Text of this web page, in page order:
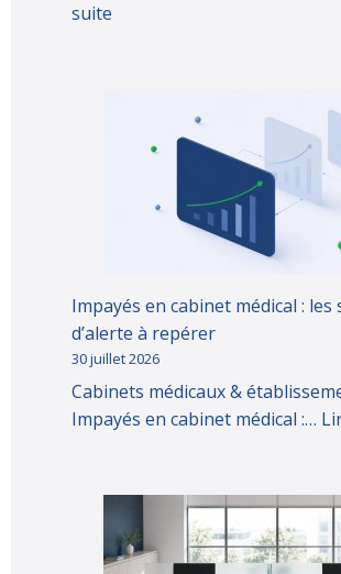
suite
Impayés en cabinet médical : les
d’alerte à repérer
30 juillet 2026
Cabinets médicaux &
Impayés en cabinet médical :…